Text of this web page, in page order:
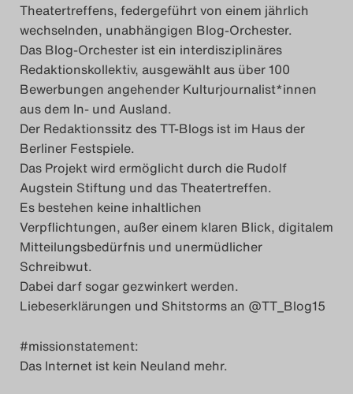
2022
Das Theatertreffen-Blog
2023
Das Theatertreffen-Blog
2024
Das Theatertreffen-Blog
2025
Das Theatertreffen-Blog
Archiv
Impressum
Nutzungsbedingungen
Theatertreffens, federgeführt von einem jährlich
wechselnden, unabhängigen Blog-Orchester.
Das Blog-Orchester ist ein interdisziplinäres
Redaktionskollektiv, ausgewählt aus über 100
Bewerbungen angehender Kulturjournalist*innen
aus dem In- und Ausland.
Der Redaktionssitz des TT-Blogs ist im Haus der
Berliner Festspiele.
Das Projekt wird ermöglicht durch die Rudolf
Augstein Stiftung und das Theatertreffen.
Es bestehen keine inhaltlichen
Verpflichtungen, außer einem klaren Blick, digitalem
Mitteilungsbedürfnis und unermüdlicher
Schreibwut.
Dabei darf sogar gezwinkert werden.
Liebeserklärungen und Shitstorms an @TT_Blog15
#missionstatement:
Das Internet ist kein Neuland mehr.